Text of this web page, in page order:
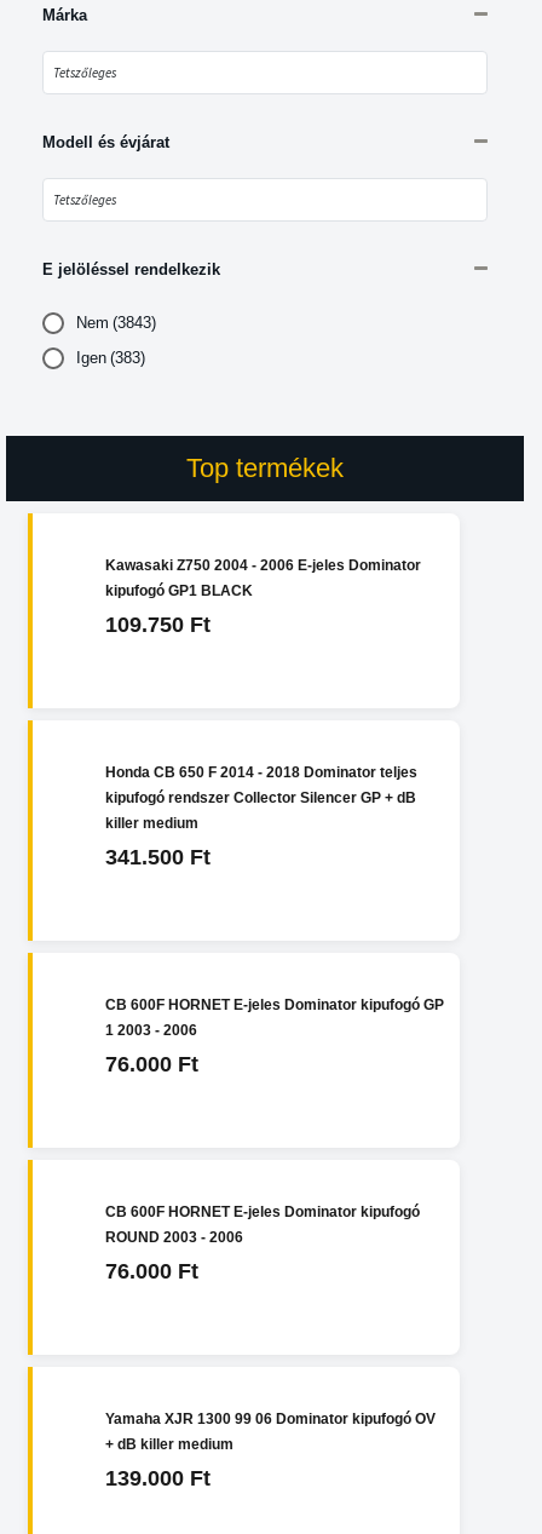
Márka
Modell és évjárat
E jelöléssel rendelkezik
Nem (3843)
Igen (383)
Top termékek
Kawasaki Z750 2004 - 2006 E-jeles Dominator
kipufogó GP1 BLACK
109.750 Ft
Honda CB 650 F 2014 - 2018 Dominator teljes
kipufogó rendszer Collector Silencer GP + dB
killer medium
341.500 Ft
CB 600F HORNET E-jeles Dominator kipufogó GP
1 2003 - 2006
76.000 Ft
CB 600F HORNET E-jeles Dominator kipufogó
ROUND 2003 - 2006
76.000 Ft
Yamaha XJR 1300 99 06 Dominator kipufogó OV
+ dB killer medium
139.000 Ft